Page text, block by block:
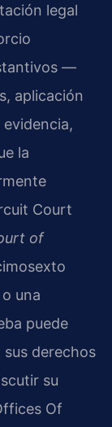
legal
—
aplicación
la
Court
of
una
puede
derechos
su
Of